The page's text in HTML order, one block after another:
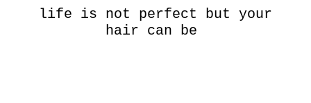
life is not perfect but your
hair can be